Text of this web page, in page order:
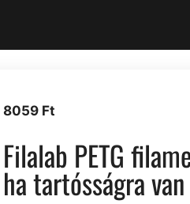
8059 Ft
Filalab PETG
ha tartósságra